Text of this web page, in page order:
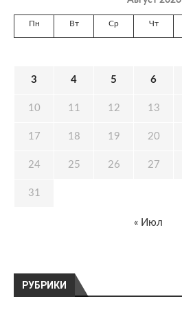
РУБРИКИ
Пн Вт Ср Чт
3 4 5 6
10 11 12 13
17 18 19 20
24 25 26 27
31
« Июл